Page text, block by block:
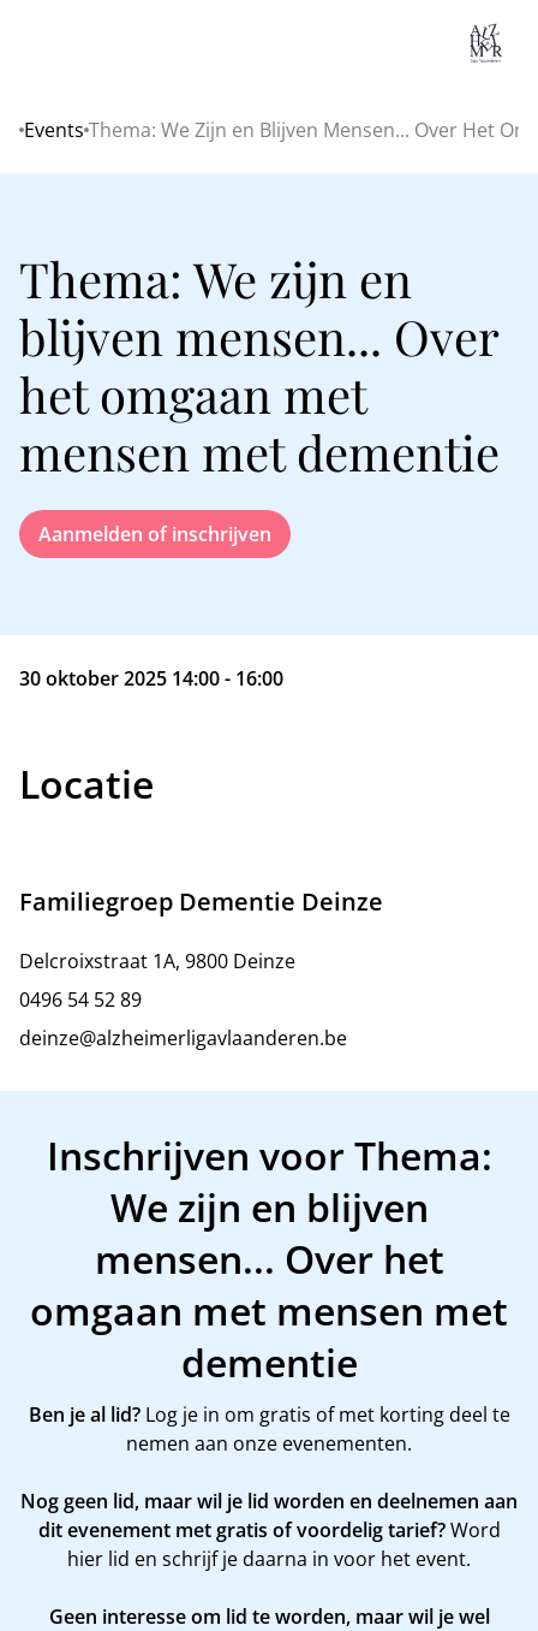
Home
Events Thema: We Zijn en Blijven Mensen... Over Het
Thema: We zijn en
blijven mensen... Over
het omgaan met
mensen met dementie
Aanmelden of inschrijven
30 oktober 2025 14:00 - 16:00
Locatie
Familiegroep Dementie Deinze
Delcroixstraat 1A, 9800 Deinze
0496 54 52 89
deinze@alzheimerligavlaanderen.be
Inschrijven voor Thema:
We zijn en blijven
mensen... Over het
omgaan met mensen met
dementie
Ben je al lid?Log je in om gratis of met korting deel te
nemen aan onze evenementen.
Nog geen lid, maar wil je lid worden en deelnemen aan
dit evenement met gratis of voordelig tarief?Word
hier lid en schrijf je daarna in voor het event.
Geen interesse om lid te worden, maar wil je wel